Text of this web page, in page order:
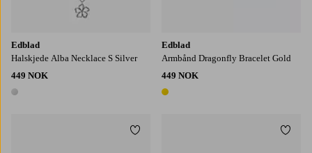
Edblad
Halskjede Alba Necklace S Silver
449 NOK
1 farge
Edblad
Armbånd Dragonfly Bracelet Gold
449 NOK
1 farge
Legg til favoritter